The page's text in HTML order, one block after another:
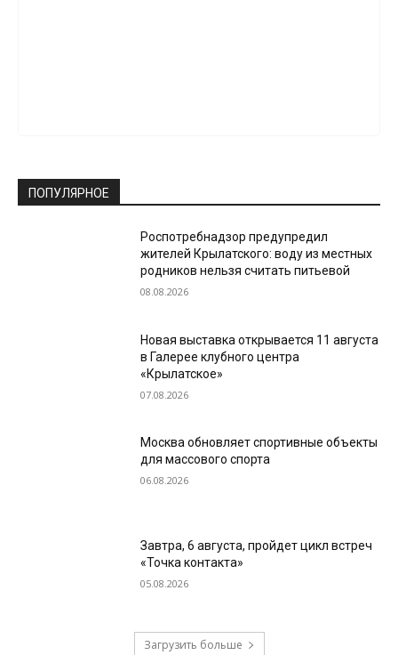
ПОПУЛЯРНОЕ
Роспотребнадзор предупредил
жителей Крылатского: воду из местных
родников нельзя считать питьевой
08.08.2026
Новая выставка открывается 11 августа
в Галерее клубного центра
«Крылатское»
07.08.2026
Москва обновляет спортивные объекты
для массового спорта
06.08.2026
Завтра, 6 августа, пройдет цикл встреч
«Точка контакта»
05.08.2026
Загрузить больше